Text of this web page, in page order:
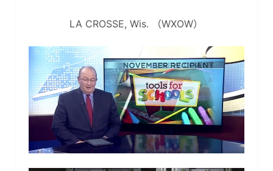
LA CROSSE, Wis. （WXOW）